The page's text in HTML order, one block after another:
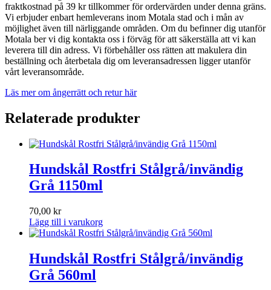
fraktkostnad på 39 kr tillkommer för ordervärden under denna gräns.
Vi erbjuder enbart hemleverans inom Motala stad och i mån av
möjlighet även till närliggande områden. Om du befinner dig utanför
Motala ber vi dig kontakta oss i förväg för att säkerställa att vi kan
leverera till din adress. Vi förbehåller oss rätten att makulera din
beställning och återbetala dig om leveransadressen ligger utanför
vårt leveransområde.
Läs mer om ångerrätt och retur här
Relaterade produkter
Hundskål Rostfri Stålgrå/invändig
Grå 1150ml
70,00 kr
Lägg till i varukorg
Hundskål Rostfri Stålgrå/invändig
Grå 560ml